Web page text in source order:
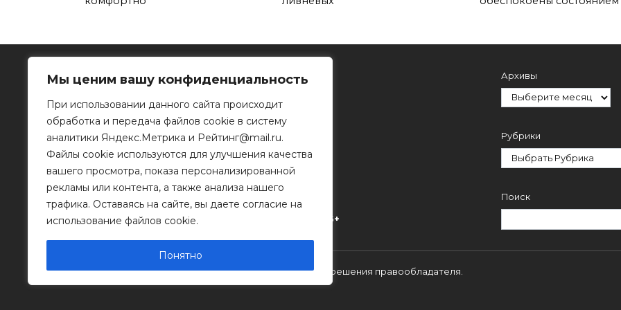
Мы ценим вашу конфиденциальность
При использовании данного сайта происходит
обработка и передача файлов cookie в систему
аналитики Яндекс.Метрика и Рейтинг@mail.ru.
Файлы cookie используются для улучшения качества
вашего просмотра, показа персонализированной
рекламы или контента, а также анализа нашего
трафика. Оставаясь на сайте, вы даете согласие на
использование файлов cookie.
Понятно
Рязанское информационное агентство
390023, г. Рязань, ул. Горького, д. 32
Телефон: 8 (4912) 46-34-04
Информационные материалы предоставлены
для размещения на сайте их правообладателями.
16+
Архивы
Рубрики
Поиск
© 2011 - 2026 Копирование информации только с разрешения правообладателя.